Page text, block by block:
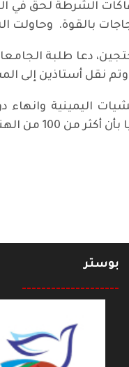
الشرطة لحق في
بالقوة. وحاولت
دعا طلبة
نقل أستاذين إلى
اليمينية وانهاء
خلال العامين الماضيين.
نريد استفتاء جديداً حول
بوستر
--------------------